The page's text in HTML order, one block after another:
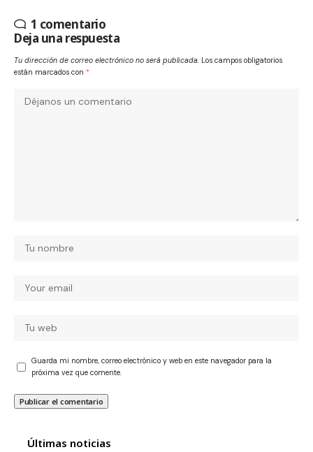
1 comentario
Deja una respuesta
Tu dirección de correo electrónico no será publicada. Los campos obligatorios
están marcados con *
Guarda mi nombre, correo electrónico y web en este navegador para la
próxima vez que comente.
Últimas noticias